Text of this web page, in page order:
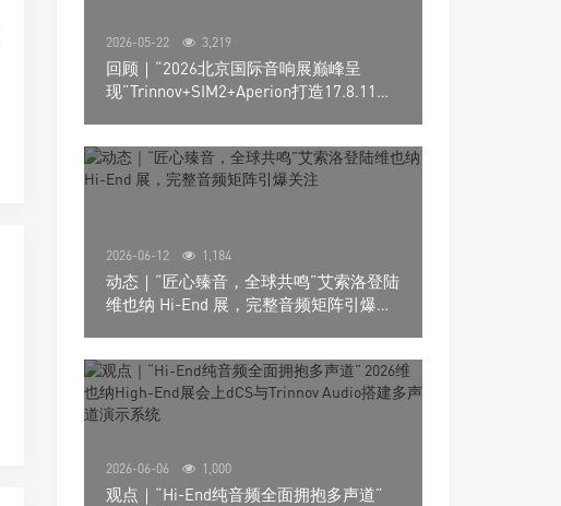
2026-05-22 3,219
回顾｜“2026北京国际音响展巅峰呈
现”Trinnov+SIM2+Aperion打造17.8.11声
2026-06-12 1,184
动态｜“匠心臻音，全球共鸣”艾索洛登陆
维也纳 Hi-End 展，完整音频矩阵引爆关
2026-06-06 1,000
观点｜“Hi-End纯音频全面拥抱多声道”